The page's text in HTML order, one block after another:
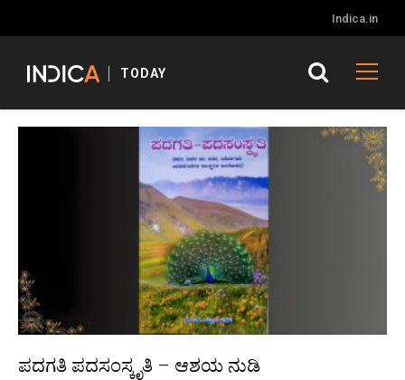
Indica.in
TODAY
ಪದಗತಿ ಪದಸಂಸ್ಕೃತಿ – ಆಶಯ ನುಡಿ